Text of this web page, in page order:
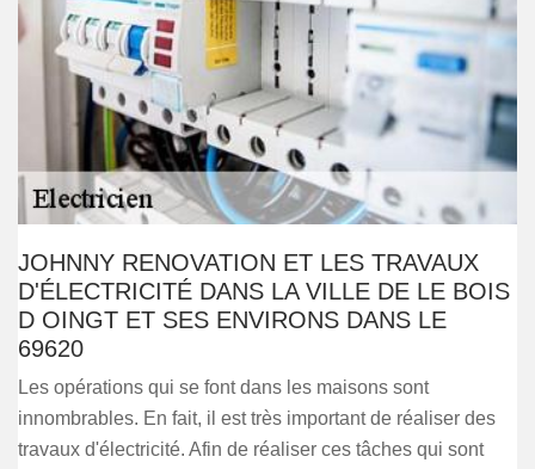
JOHNNY RENOVATION ET LES TRAVAUX
D'ÉLECTRICITÉ DANS LA VILLE DE LE BOIS
D OINGT ET SES ENVIRONS DANS LE
69620
Les opérations qui se font dans les maisons sont
innombrables. En fait, il est très important de réaliser des
travaux d'électricité. Afin de réaliser ces tâches qui sont